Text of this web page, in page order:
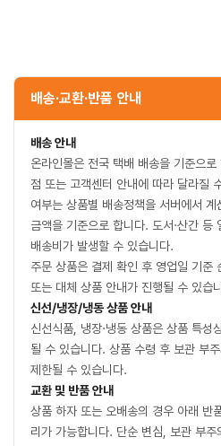
배송·교환·반품 안내
배송 안내
온라인몰은 전국 택배 배송을 기준으
점 또는 고객센터 안내에 따라 달라질
여부는 상품별 배송정책을 서버에서
금액을 기준으로 합니다. 도서·산간
배송비가 발생할 수 있습니다.
주문 상품은 결제 확인 후 영업일 기준
또는 대체 상품 안내가 진행될 수 있습
신선/냉장/냉동 상품 안내
신선식품, 냉장·냉동 상품은 상품 특
될 수 있습니다. 상품 수령 후 보관 부
제한될 수 있습니다.
교환 및 반품 안내
상품 하자 또는 오배송의 경우 아래 반
리가 가능합니다. 단순 변심, 보관 부